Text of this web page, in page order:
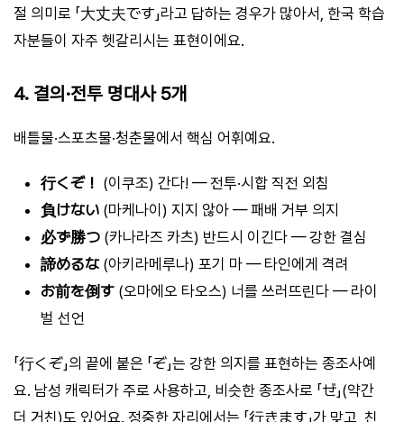
절 의미로 「大丈夫です」라고 답하는 경우가 많아서, 한국 학습
자분들이 자주 헷갈리시는 표현이에요.
4. 결의·전투 명대사 5개
배틀물·스포츠물·청춘물에서 핵심 어휘예요.
行くぞ！ (이쿠조) 간다! — 전투·시합 직전 외침
負けない (마케나이) 지지 않아 — 패배 거부 의지
必ず勝つ (카나라즈 카츠) 반드시 이긴다 — 강한 결심
諦めるな(아키라메루나) 포기 마 — 타인에게 격려
お前を倒す (오마에오 타오스) 너를 쓰러뜨린다 — 라이
벌 선언
「行くぞ」의 끝에 붙은 「ぞ」는 강한 의지를 표현하는 종조사예
요. 남성 캐릭터가 주로 사용하고, 비슷한 종조사로 「ぜ」(약간
더 거친)도 있어요. 정중한 자리에서는 「行きます」가 맞고, 친